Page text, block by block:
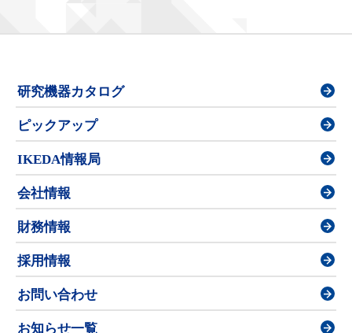
研究機器カタログ
ピックアップ
IKEDA情報局
会社情報
財務情報
採用情報
お問い合わせ
お知らせ一覧